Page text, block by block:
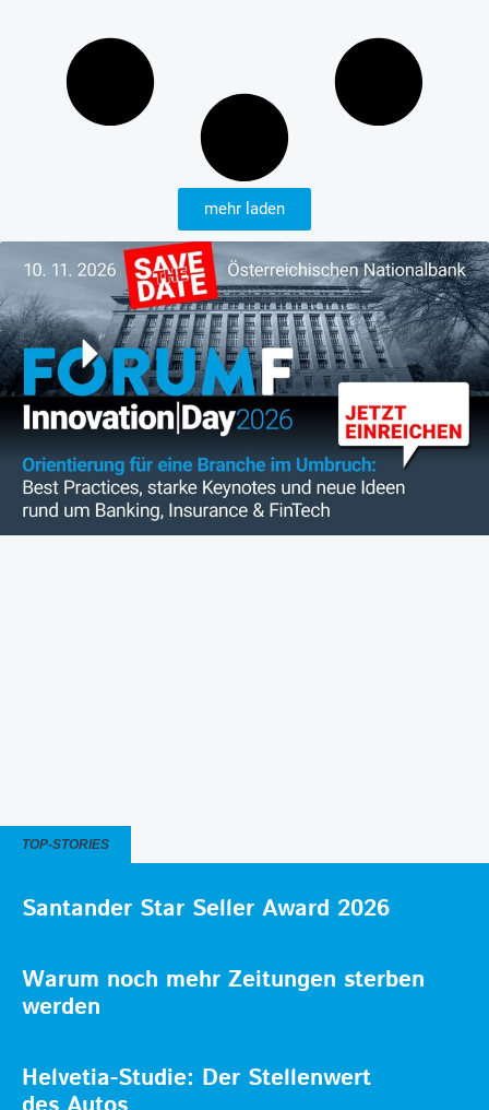
mehr laden
TOP-STORIES
Santander Star Seller Award 2026
Warum noch mehr Zeitungen sterben
werden
Helvetia-Studie: Der Stellenwert